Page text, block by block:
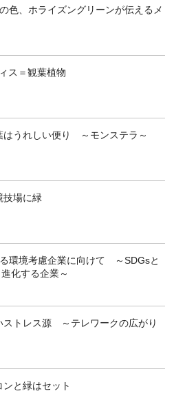
色、ホライズングリーンが伝えるメ
ス＝観葉植物
はうれしい便り ～モンステラ～
技場に緑
環境考慮企業に向けて ～SDGsと
化する企業～
ストレス源 ～テレワークの広がり
と緑はセット